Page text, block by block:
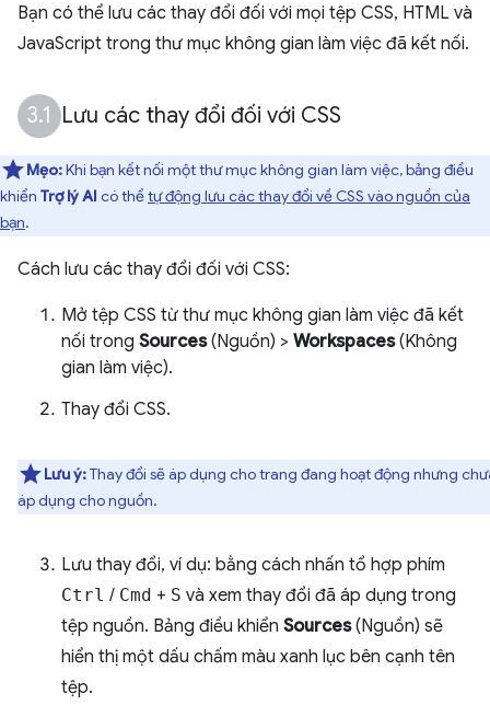
Bạn có thể lưu các thay đổi đối với mọi tệp CSS, HTML và
JavaScript trong thư mục không gian làm việc đã kết nối.
Lưu các thay đổi đối với CSS
Mẹo:Khi bạn kết nối một thư mục không gian làm việc, bảng điều
khiển Trợ lý AI có thểtự động lưu các thay đổi về CSS vào nguồn của
bạn.
Cách lưu các thay đổi đối với CSS:
Mở tệp CSS từ thư mục không gian làm việc đã kết
nối trong Sources(Nguồn) > Workspaces(Không
gian làm việc).
Thay đổi CSS.
Lưu ý:Thay đổi sẽ áp dụng cho trang đang hoạt động nhưng
áp dụng cho nguồn.
Lưu thay đổi, ví dụ: bằng cách nhấn tổ hợp phím
Ctrl / Cmd + S và xem thay đổi đã áp dụng trong
tệp nguồn. Bảng điều khiển Sources(Nguồn) sẽ
hiển thị một dấu chấm màu xanh lục bên cạnh tên
tệp.